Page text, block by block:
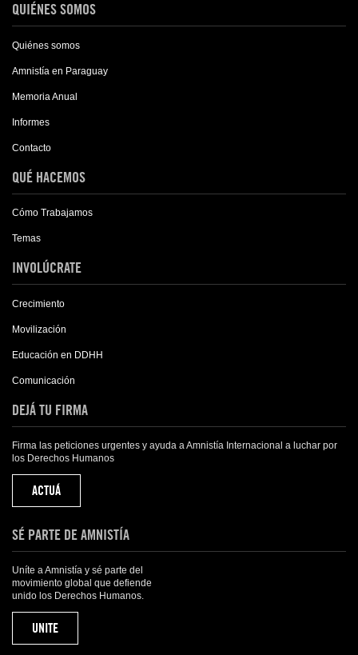
QUIÉNES SOMOS
Quiénes somos
Amnistía en Paraguay
Memoria Anual
Informes
Contacto
QUÉ HACEMOS
Cómo Trabajamos
Temas
INVOLÚCRATE
Crecimiento
Movilización
Educación en DDHH
Comunicación
DEJÁ TU FIRMA
Firma las peticiones urgentes y ayuda a Amnistía Internacional a luchar por
los Derechos Humanos
ACTUÁ
SÉ PARTE DE AMNISTÍA
Uníte a Amnistía y sé parte del
movimiento global que defiende
unido los Derechos Humanos.
UNITE